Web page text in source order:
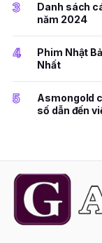
3
Danh sách
năm 2024
4
Phim Nhật
Nhất
5
Asmongold
số dẫn đến